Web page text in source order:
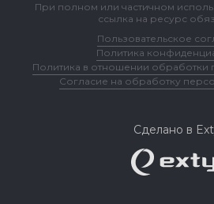
При полном или частичном
ссылка на ресурс
Пользовательское
Политика
Политика в отношении обработки
Согласие на обработку
Сделано в